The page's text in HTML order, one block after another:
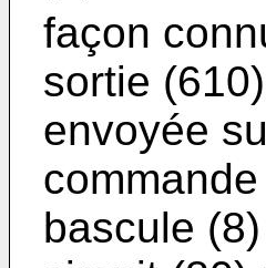
façon
sortie
envoyée
bascule